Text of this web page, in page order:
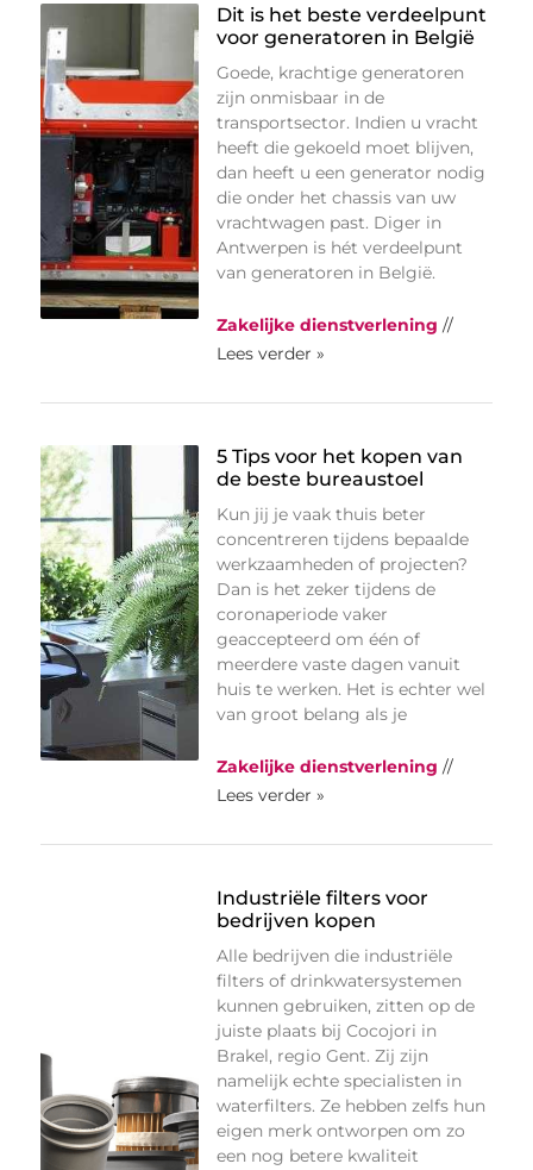
Dit is het beste verdeelpunt
voor generatoren in België
Goede, krachtige generatoren
zijn onmisbaar in de
transportsector. Indien u vracht
heeft die gekoeld moet blijven,
dan heeft u een generator nodig
die onder het chassis van uw
vrachtwagen past. Diger in
Antwerpen is hét verdeelpunt
van generatoren in België.
Zakelijke dienstverlening //
Lees verder »
5 Tips voor het kopen van
de beste bureaustoel
Kun jij je vaak thuis beter
concentreren tijdens bepaalde
werkzaamheden of projecten?
Dan is het zeker tijdens de
coronaperiode vaker
geaccepteerd om één of
meerdere vaste dagen vanuit
huis te werken. Het is echter wel
van groot belang als je
Zakelijke dienstverlening //
Lees verder »
Industriële filters voor
bedrijven kopen
Alle bedrijven die industriële
filters of drinkwatersystemen
kunnen gebruiken, zitten op de
juiste plaats bij Cocojori in
Brakel, regio Gent. Zij zijn
namelijk echte specialisten in
waterfilters. Ze hebben zelfs hun
eigen merk ontworpen om zo
een nog betere kwaliteit